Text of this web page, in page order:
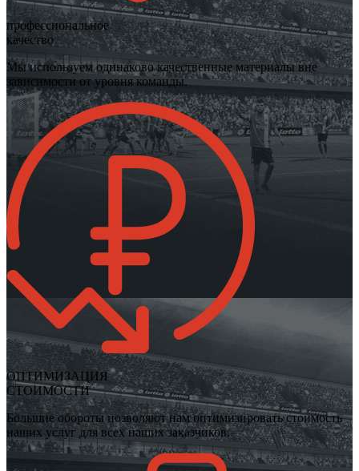
профессиональное
качество
Мы используем одинаково качественные материалы вне
зависимости от уровня команды.
ОПТИМИЗАЦИЯ
СТОИМОСТИ
Большие обороты позволяют нам оптимизировать стоимость
наших услуг для всех наших заказчиков.